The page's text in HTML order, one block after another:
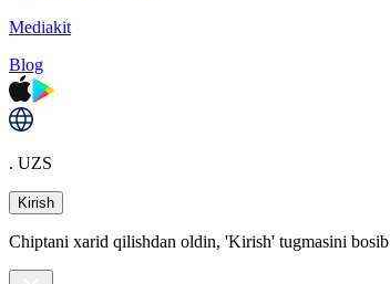
Mediakit
Blog
. UZS
Kirish
Chiptani xarid qilishdan oldin, 'Kirish' tugmasini